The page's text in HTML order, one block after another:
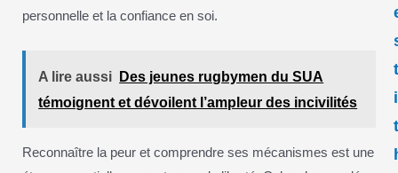
personnelle et la confiance en soi.
A lire aussi
Des jeunes rugbymen du SUA
témoignent et dévoilent l’ampleur des incivilités
Reconnaître la peur et comprendre ses mécanismes est une